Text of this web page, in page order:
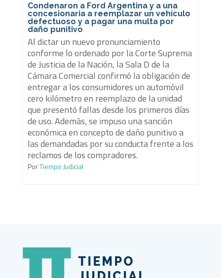
Condenaron a Ford Argentina y a una
concesionaria a reemplazar un vehículo
defectuoso y a pagar una multa por
daño punitivo
Al dictar un nuevo pronunciamiento
conforme lo ordenado por la Corte Suprema
de Justicia de la Nación, la Sala D de la
Cámara Comercial confirmó la obligación de
entregar a los consumidores un automóvil
cero kilómetro en reemplazo de la unidad
que presentó fallas desde los primeros días
de uso. Además, se impuso una sanción
económica en concepto de daño punitivo a
las demandadas por su conducta frente a los
reclamos de los compradores.
PorTiempo Judicial